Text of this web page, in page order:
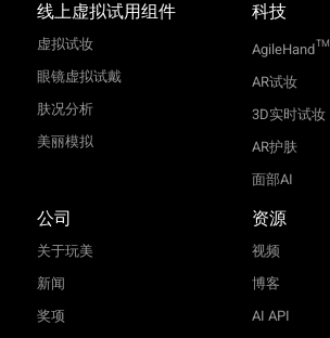
线上虚拟试用组件
虚拟试妆
眼镜虚拟试戴
肤况分析
美丽模拟
科技
AgileHandTM
AR试妆
3D实时试妆
AR护肤
面部AI
公司
关于玩美
新闻
奖项
资源
视频
博客
AI API